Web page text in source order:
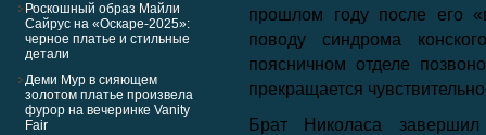
Роскошный образ Майли
Сайрус на «Оскаре-2025»:
черное платье и стильные
детали
Деми Мур в сияющем
золотом платье произвела
фурор на вечеринке Vanity
Fair
прошлом году после его
поводу синдрома
поясничном отделе
прекращается
Брат Николаса